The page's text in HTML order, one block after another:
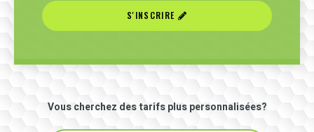
S'INSCRIRE
Vous cherchez des tarifs plus personnalisées?